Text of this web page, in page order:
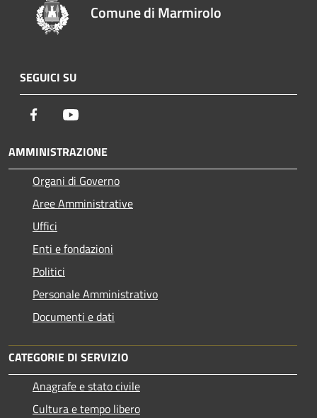
Comune di Marmirolo
SEGUICI SU
Facebook
AMMINISTRAZIONE
Organi di Governo
Aree Amministrative
Uffici
Enti e fondazioni
Politici
Personale Amministrativo
Documenti e dati
CATEGORIE DI SERVIZIO
Anagrafe e stato civile
Cultura e tempo libero